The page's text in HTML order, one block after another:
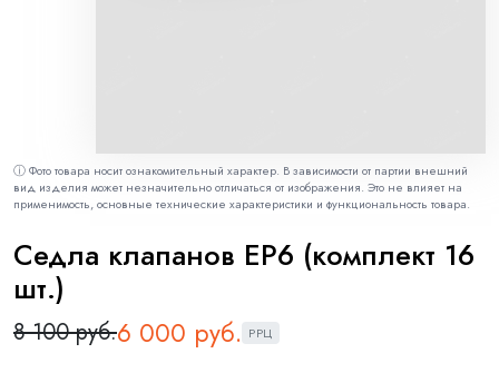
ⓘ Фото товара носит ознакомительный характер. В зависимости от партии внешний
вид изделия может незначительно отличаться от изображения. Это не влияет на
применимость, основные технические характеристики и функциональность товара.
Седла клапанов EP6 (комплект 16
шт.)
8 100 руб.6 000 руб. РРЦ